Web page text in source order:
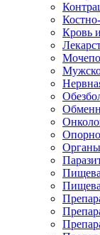
Кровь
Органы